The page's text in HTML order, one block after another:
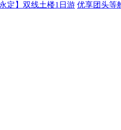
定】双线土楼1日游 优享团头等